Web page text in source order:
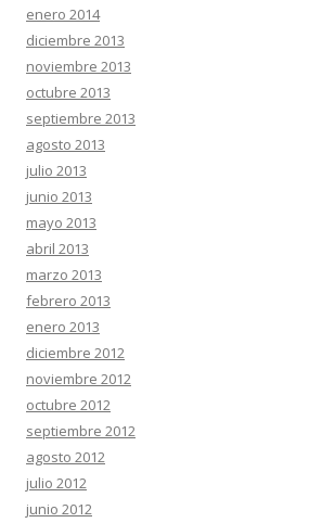
enero 2014
diciembre 2013
noviembre 2013
octubre 2013
septiembre 2013
agosto 2013
julio 2013
junio 2013
mayo 2013
abril 2013
marzo 2013
febrero 2013
enero 2013
diciembre 2012
noviembre 2012
octubre 2012
septiembre 2012
agosto 2012
julio 2012
junio 2012